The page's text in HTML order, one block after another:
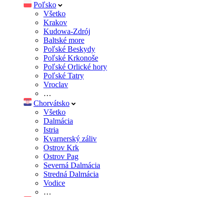
Poľsko
Všetko
Krakov
Kudowa-Zdrój
Baltské more
Poľské Beskydy
Poľské Krkonoše
Poľské Orlické hory
Poľské Tatry
Vroclav
…
Chorvátsko
Všetko
Dalmácia
Istria
Kvarnerský záliv
Ostrov Krk
Ostrov Pag
Severná Dalmácia
Stredná Dalmácia
Vodice
…